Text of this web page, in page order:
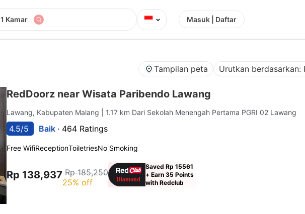
1 Kamar ⌄ Masuk | Daftar
Tampilan peta Urutkan berdasarkan:
RedDoorz near Wisata Paribendo Lawang
Lawang, Kabupaten Malang | 1.17 km Dari Sekolah Menengah Pertama PGRI 02 Lawang
4.5/5 Baik · 464 Ratings
Free WifiReceptionToiletriesNo Smoking
Rp 138,937 Rp 185,250
25% off
Saved Rp 15561
+ Earn 35 Points
with Redclub